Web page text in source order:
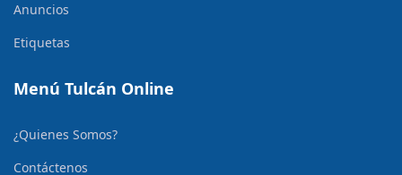
Anuncios
Etiquetas
Menú Tulcán Online
¿Quienes Somos?
Contáctenos